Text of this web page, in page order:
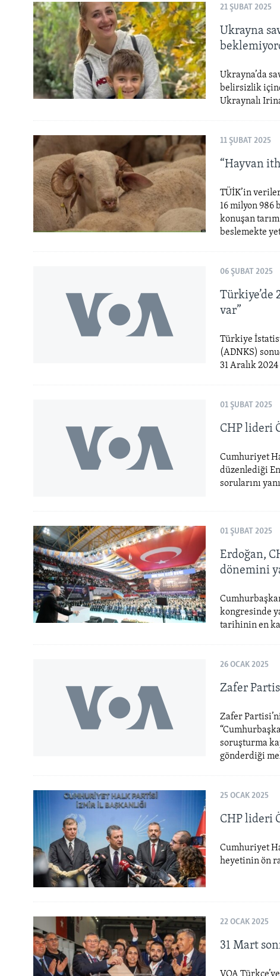
21 ŞUBAT 2025
Ukrayna
Ukrayna’da
belirsizlik
Ukraynalı
11 ŞUBAT 2025
“Hayvan
TÜİK’in
16 milyon 986
konuşan
beslemekte
06 ŞUBAT 2025
Türkiye’de
var”
Türkiye
(ADNKS)
31 Aralık
01 ŞUBAT 2025
CHP lideri
Cumhuriyet
düzenlediği
sorularını
01 ŞUBAT 2025
Erdoğan,
dönemini
kongresinde
tarihinin en
26 OCAK 2025
Zafer
Zafer
soruşturma
gönderdiği
25 OCAK 2025
CHP lideri
Cumhuriyet
heyetinin ön
22 OCAK 2025
31 Mart